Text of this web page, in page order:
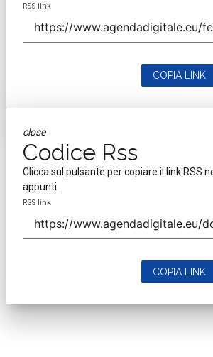
RSS link
COPIA LINK
close
Codice Rss
Clicca sul pulsante per copiare il link RSS
appunti.
RSS link
COPIA LINK